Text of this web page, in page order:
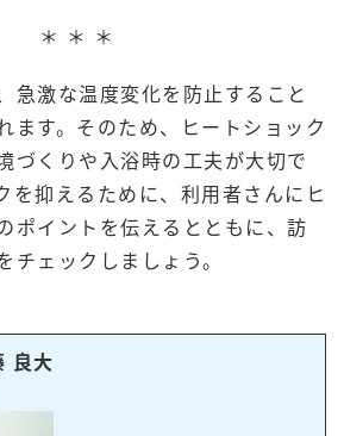
＊ ＊ ＊
急激な温度変化を防止すること
ます。そのため、ヒートショック
づくりや入浴時の工夫が大切で
を抑えるために、利用者さんにヒ
ポイントを伝えるとともに、訪
チェックしましょう。
良大